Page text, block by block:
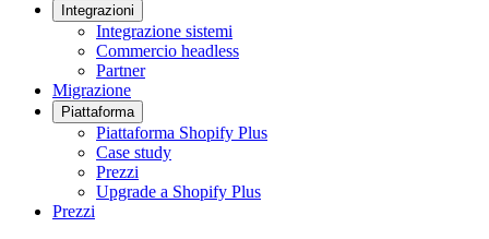
Integrazioni
Integrazione sistemi
Commercio headless
Partner
Migrazione
Piattaforma
Piattaforma Shopify Plus
Case study
Prezzi
Upgrade a Shopify Plus
Prezzi